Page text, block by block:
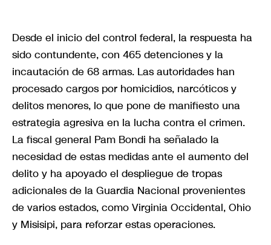
Desde el inicio del control federal, la respuesta ha
sido contundente, con 465 detenciones y la
incautación de 68 armas. Las autoridades han
procesado cargos por homicidios, narcóticos y
delitos menores, lo que pone de manifiesto una
estrategia agresiva en la lucha contra el crimen.
La fiscal general Pam Bondi ha señalado la
necesidad de estas medidas ante el aumento del
delito y ha apoyado el despliegue de tropas
adicionales de la Guardia Nacional provenientes
de varios estados, como Virginia Occidental, Ohio
y Misisipi, para reforzar estas operaciones.